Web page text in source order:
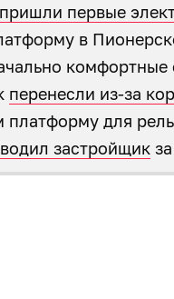
пришли первые
в
перенесли из-за
для
застройщик